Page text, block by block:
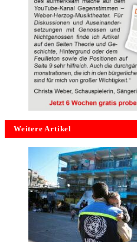
Weitere Artikel